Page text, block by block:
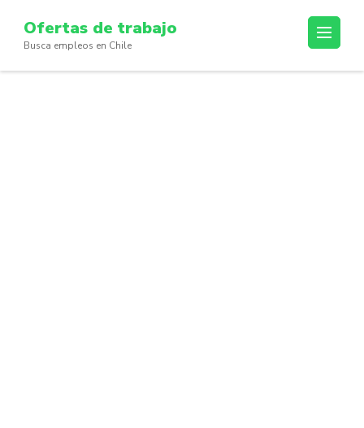
content
(Press
Ofertas de trabajo
Busca empleos en Chile